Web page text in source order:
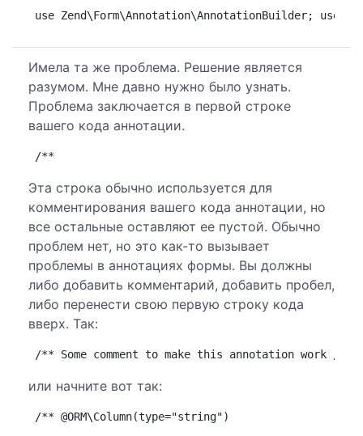
use Zend\Form\Annotation\AnnotationBuilder;
Имела та же проблема. Решение является
разумом. Мне давно нужно было узнать.
Проблема заключается в первой строке
вашего кода аннотации.
/**
Эта строка обычно используется для
комментирования вашего кода аннотации, но
все остальные оставляют ее пустой. Обычно
проблем нет, но это как-то вызывает
проблемы в аннотациях формы. Вы должны
либо добавить комментарий, добавить пробел,
либо перенести свою первую строку кода
вверх. Так:
/** Some comment to make this annotation work /**
или начните вот так:
/** @ORM\Column(type="string")